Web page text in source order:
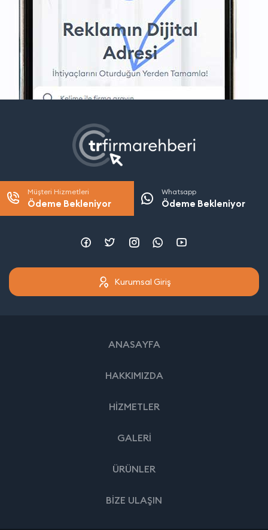
Müşteri Hizmetleri
Ödeme Bekleniyor
Whatsapp
Ödeme Bekleniyor
Kurumsal Giriş
ANASAYFA
HAKKIMIZDA
HİZMETLER
GALERİ
ÜRÜNLER
BİZE ULAŞIN